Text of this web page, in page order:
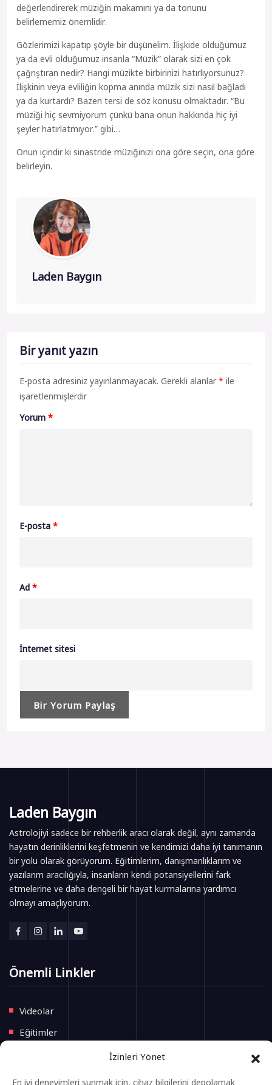
İzinleri Yönet
En iyi deneyimleri sunmak için, cihaz bilgilerini depolamak
değerlendirerek müziğin makamını ya da tonunu
belirlememiz önemlidir.
Gözlerimizi kapatıp şöyle bir düşünelim. İlişkide olduğumuz
ya da evli olduğumuz insanla “Müzik” olarak sizi en çok
çağrıştıran nedir? Hangi müzikte birbirinizi hatırlıyorsunuz?
İlişkinin veya evliliğin kopma anında müzik sizi nasıl bağladı
ya da kurtardı? Bazen tersi de söz konusu olmaktadır. “Bu
müziği hiç sevmiyorum çünkü bana onun hakkında hiç iyi
şeyler hatırlatmıyor.” gibi…
Onun içindir ki sinastride müziğinizi ona göre seçin, ona göre
belirleyin.
Laden Baygın
Bir yanıt yazın
E-posta adresiniz yayınlanmayacak. Gerekli alanlar * ile
işaretlenmişlerdir
Yorum *
E-posta *
Ad *
İnternet sitesi
Laden Baygın
Astrolojiyi sadece bir rehberlik aracı olarak değil, aynı zamanda
hayatın derinliklerini keşfetmenin ve kendimizi daha iyi tanımanın
bir yolu olarak görüyorum. Eğitimlerim, danışmanlıklarım ve
yazılarım aracılığıyla, insanların kendi potansiyellerini fark
etmelerine ve daha dengeli bir hayat kurmalarına yardımcı
olmayı amaçlıyorum.
Önemli Linkler
Videolar
Eğitimler